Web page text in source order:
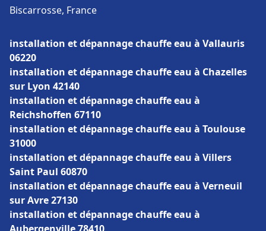
Biscarrosse, France
installation et dépannage chauffe eau à Vallauris
06220
installation et dépannage chauffe eau à Chazelles
sur Lyon 42140
installation et dépannage chauffe eau à
Reichshoffen 67110
installation et dépannage chauffe eau à Toulouse
31000
installation et dépannage chauffe eau à Villers
Saint Paul 60870
installation et dépannage chauffe eau à Verneuil
sur Avre 27130
installation et dépannage chauffe eau à